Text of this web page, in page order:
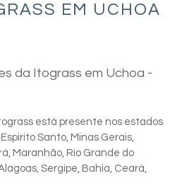
EM UCHOA
da Itograss em Uchoa -
está presente nos estados
Santo, Minas Gerais,
Maranhão, Rio Grande do
Sergipe, Bahia, Ceará,